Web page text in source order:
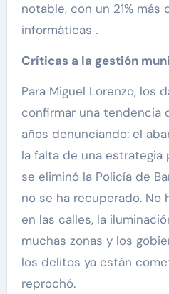
notable, con un 21% más
informáticas .
Críticas a la gestión
Para Miguel Lorenzo, los
confirmar una tendencia
años denunciando: el
la falta de una estrategia
se eliminó la Policía de
no se ha recuperado. No
en las calles, la
muchas zonas y los
los delitos ya están
reprochó.